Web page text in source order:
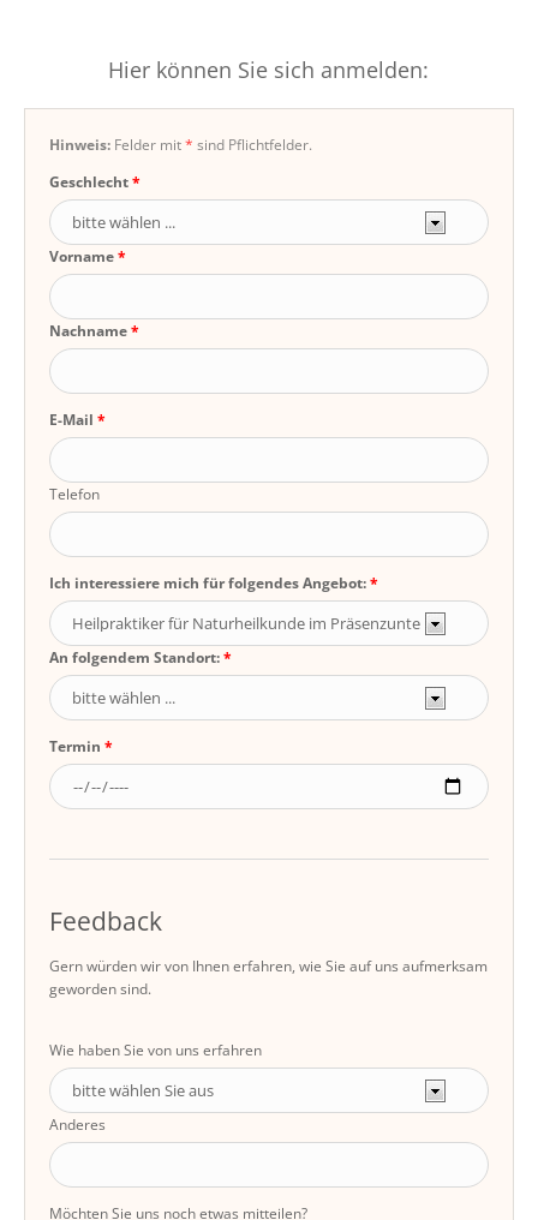
Hier können Sie sich anmelden:
Hinweis: Felder mit* sind Pflichtfelder.
Geschlecht
Vorname
Nachname
E-Mail
Telefon
Ich interessiere mich für folgendes Angebot:
An folgendem Standort:
Termin
Feedback
Gern würden wir von Ihnen erfahren, wie Sie auf uns aufmerksam
geworden sind.
Wie haben Sie von uns erfahren
Anderes
Möchten Sie uns noch etwas mitteilen?